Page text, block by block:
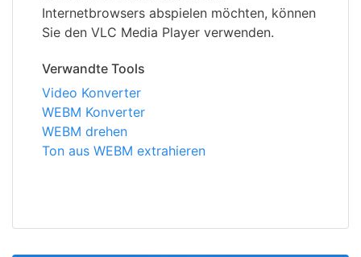
Internetbrowsers abspielen möchten, können
Sie den VLC Media Player verwenden.
Verwandte Tools
Video Konverter
WEBM Konverter
WEBM drehen
Ton aus WEBM extrahieren